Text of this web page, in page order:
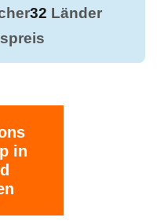
32 Länder
in